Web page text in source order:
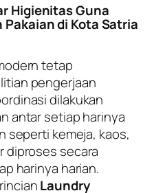
Higienitas Guna
Pakaian di Kota Satria
tetap
pengerjaan
dilakukan
antar setiap harinya
seperti kemeja, kaos,
diproses secara
harinya harian.
Laundry